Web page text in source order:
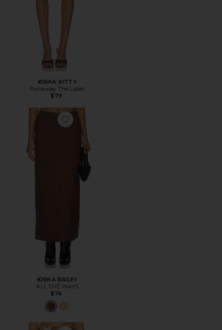
ЮБКА KITTY
Runaway The Label
$79
Favorite ЮБКА BAILEY
ЮБКА BAILEY
ALL THE WAYS
$76